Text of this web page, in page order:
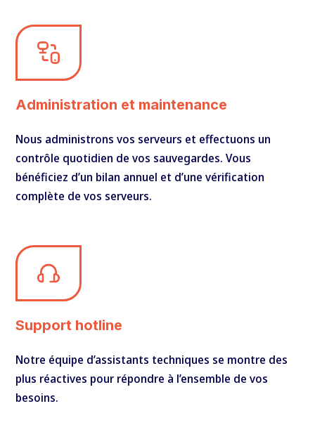
Administration et maintenance
Nous administrons vos serveurs et effectuons un
contrôle quotidien de vos sauvegardes. Vous
bénéficiez d’un bilan annuel et d’une vérification
complète de vos serveurs.
Support hotline
Notre équipe d’assistants techniques se montre des
plus réactives pour répondre à l’ensemble de vos
besoins.